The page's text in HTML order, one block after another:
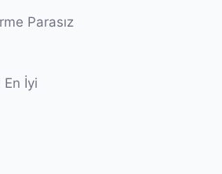
Parasız
İyi